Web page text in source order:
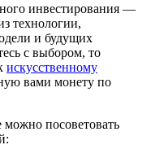
инвестирования —
технологии,
и будущих
с выбором, то
искусственному
вами монету по
можно посоветовать